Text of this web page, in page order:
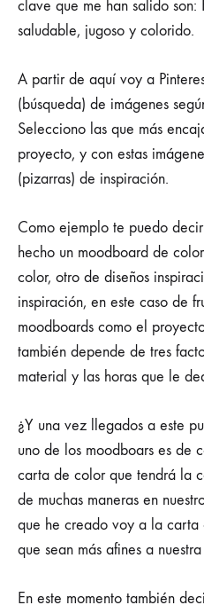
Z.
0
SHARE
NO
HAY
EN
CREATIVO
DE
AGAINST®
EXPLICADO
AQUÍ
DE
A
A
clave que me han salido son:
saludable, jugoso y colorido.
A partir de aquí voy a
(búsqueda) de imágenes
Selecciono las que más
proyecto, y con estas
(pizarras) de inspiración.
Como ejemplo te puedo
hecho un moodboard de
color, otro de diseños
inspiración, en este caso de
moodboards como el
también depende de tres
material y las horas que le
¿Y una vez llegados a este
uno de los moodboars es de
carta de color que tendrá la
de muchas maneras en
que he creado voy a la carta
que sean más afines a
En este momento también